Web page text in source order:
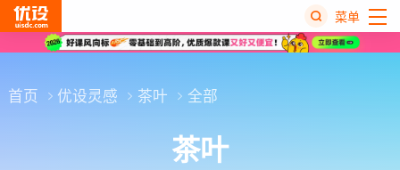
菜单
首页 优设灵感 茶叶 全部
茶叶